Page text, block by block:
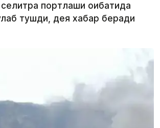
портлаши оқибатида
тушди, дея хабар беради